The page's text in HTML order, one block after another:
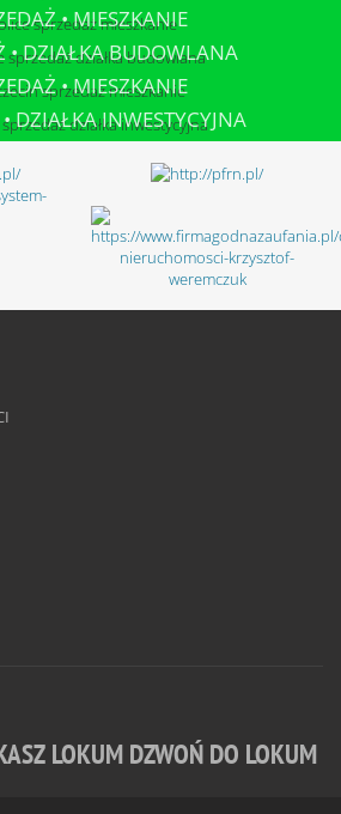
POLICE
• MIESZKANIE
POLICE
• DZIAŁKA BUDOWLANA
DOŁUJE
• MIESZKANIE
SZCZECIN
DZIAŁKA INWESTYCYJNA
WICKO
LOKUM DZWOŃ DO LOKUM